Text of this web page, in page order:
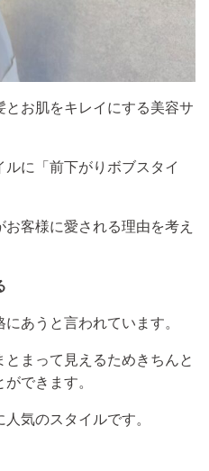
お肌をキレイにする美容サ
に「前下がりボブスタイ
客様に愛される理由を考え
あうと言われています。
まって見えるためきちんと
できます。
気のスタイルです。